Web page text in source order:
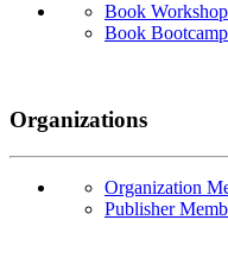
Book Workshop
Book Bootcamp
Organizations
Organization
Publisher